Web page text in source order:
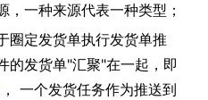
，一种来源代表一种类型；
圈定发货单执行发货单推
的发货单"汇聚"在一起，即
， 一个发货任务作为推送到